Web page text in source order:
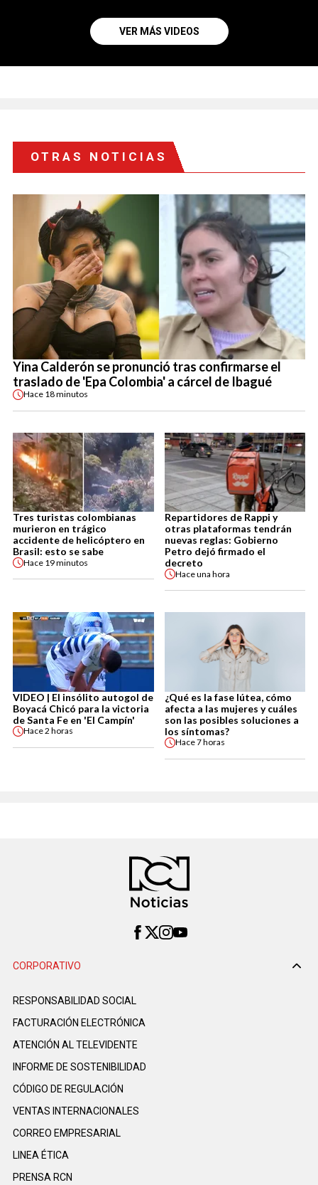
VER MÁS VIDEOS
OTRAS NOTICIAS
Yina Calderón se pronunció tras confirmarse el
traslado de 'Epa Colombia' a cárcel de Ibagué
Hace 18 minutos
Tres turistas colombianas
murieron en trágico
accidente de helicóptero en
Brasil: esto se sabe
Hace 19 minutos
Repartidores de Rappi y
otras plataformas tendrán
nuevas reglas: Gobierno
Petro dejó firmado el
decreto
Haceuna hora
VIDEO | El insólito autogol de
Boyacá Chicó para la victoria
de Santa Fe en 'El Campín'
Hace2 horas
¿Qué es la fase lútea, cómo
afecta a las mujeres y cuáles
son las posibles soluciones a
los síntomas?
Hace7 horas
CORPORATIVO
RESPONSABILIDAD SOCIAL
FACTURACIÓN ELECTRÓNICA
ATENCIÓN AL TELEVIDENTE
INFORME DE SOSTENIBILIDAD
CÓDIGO DE REGULACIÓN
VENTAS INTERNACIONALES
CORREO EMPRESARIAL
LINEA ÉTICA
PRENSA RCN